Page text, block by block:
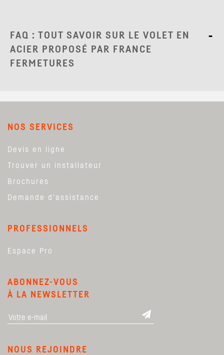
FAQ : TOUT SAVOIR SUR LE VOLET EN
ACIER PROPOSÉ PAR FRANCE
FERMETURES
NOS SERVICES
Devis en ligne
Trouver un installateur
Brochures
Demande d'assistance
PROFESSIONNELS
Espace Pro
ABONNEZ-VOUS
À LA NEWSLETTER
NOUS REJOINDRE